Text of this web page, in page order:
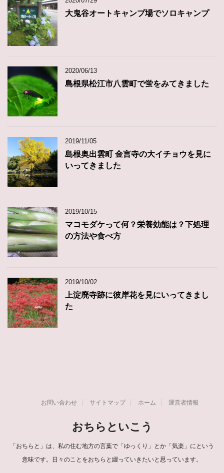
大鬼谷オートキャンプ場でソロキャンプ
2020/06/13
島根県松江市八雲町で蛍をみてきました
2019/11/05
島根奥出雲町 金言寺の大イチョウを見に
いってきました
2019/10/15
マコモダケって何？栄養効能は？下処理
の方法や食べ方
2019/10/02
上淀廃寺跡に彼岸花を見にいってきまし
た
お問い合わせ サイトマップ ホーム 運営者情報
おちらといこう
「おちらと」は、私の住む地方の言葉で「ゆっくり」とか「気楽」にという
意味です。日々のことをおちらと綴っていきたいと思っています。